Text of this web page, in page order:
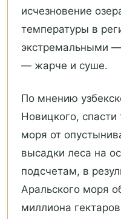
исчезновение
температуры в
экстремальными
— жарче и суше.
По мнению
Новицкого,
моря от
высадки леса на
подсчетам, в
Аральского моря
миллиона